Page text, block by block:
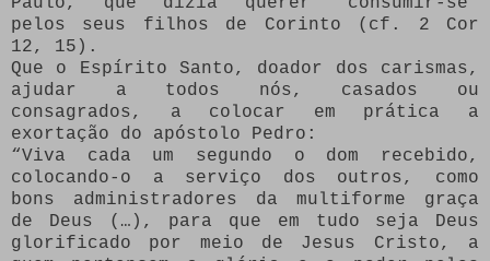
pelos seus filhos de Corinto (cf. 2 Cor
12, 15).
Que o Espírito Santo, doador dos carismas,
ajudar a todos nós, casados ou
consagrados, a colocar em prática a
exortação do apóstolo Pedro:
“Viva cada um segundo o dom recebido,
colocando-o a serviço dos outros, como
bons administradores da multiforme graça
de Deus (…), para que em tudo seja Deus
glorificado por meio de Jesus Cristo, a